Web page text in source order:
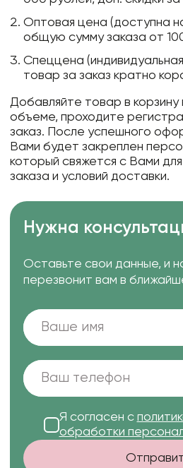
Оптовая цена (доступна
общую сумму заказа от
Спеццена
товар за заказ кратно
Добавляйте товар в
объеме, проходите
заказ. После успешного
Вами будет закреплен
который свяжется с Вами
заказа и условий доставки.
Нужна
Оставьте свои данные, и
перезвонит вам в
Я согласен с
обработки